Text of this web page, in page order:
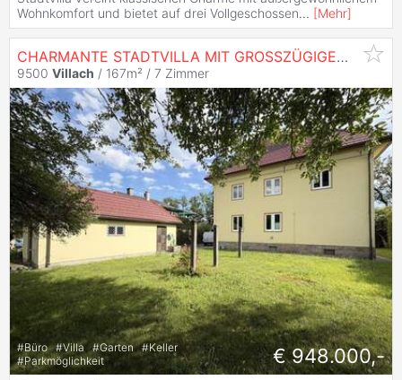
Wohnkomfort und bietet auf drei Vollgeschossen... [Mehr]
CHARMANTE STADTVILLA MIT GROSSZÜGIGEM
9500 Villach / 167m² / 7 Zimmer
#Büro #Villa #Garten #Keller
#Parkmöglichkeit € 948.000,-